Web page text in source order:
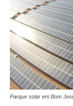
Parque solar em Bom